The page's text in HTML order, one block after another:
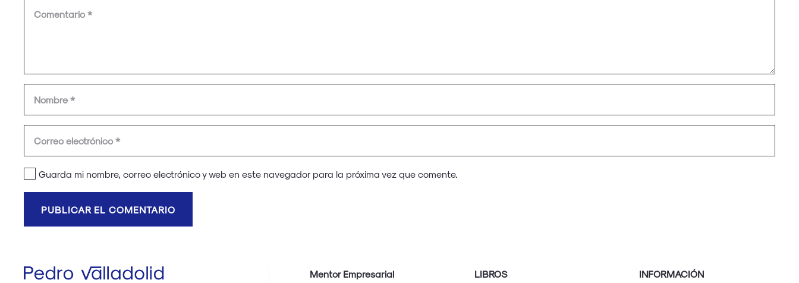
Guarda mi nombre, correo electrónico y web en este navegador para la próxima vez que comente.
PUBLICAR EL COMENTARIO
Mentor Empresarial LIBROS INFORMACIÓN